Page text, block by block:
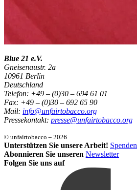
Blue 21 e.V.
Gneisenaustr. 2a
10961 Berlin
Deutschland
Telefon: +49 – (0)30 – 694 61 01
Fax: +49 – (0)30 – 692 65 90
Mail: info@unfairtobacco.org
Pressekontakt: presse@unfairtobacco.org
© unfairtobacco – 2026
Unterstützen Sie unsere Arbeit! Spenden
Abonnieren Sie unseren Newsletter
Folgen Sie uns auf